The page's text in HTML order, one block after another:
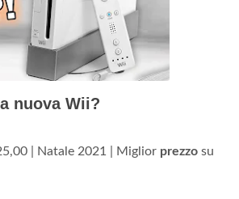
nuova Wii?
| Natale 2021 | Miglior prezzo su